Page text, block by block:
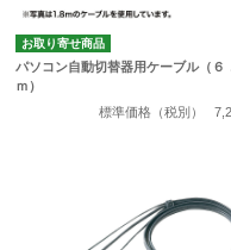
お取り寄せ商品
パソコン自動切替器用ケーブル（６
ｍ）
標準価格（税別）